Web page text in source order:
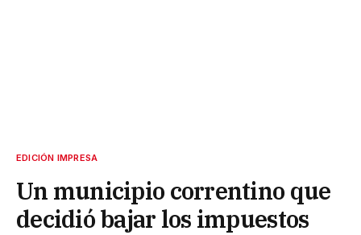
EDICIÓN IMPRESA
Un municipio correntino que
decidió bajar los impuestos